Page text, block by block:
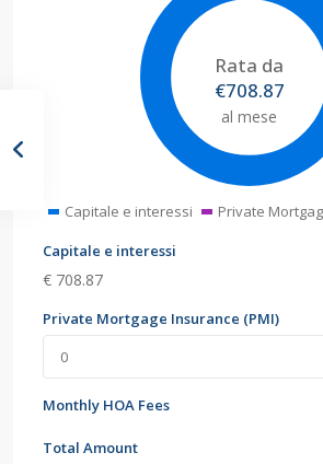
€708.87
al mese
Capitale e interessi
Private
Capitale e interessi
€ 708.87
Private Mortgage Insurance (PMI)
Monthly HOA Fees
Total Amount